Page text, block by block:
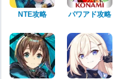
NTE攻略 パワアド攻略